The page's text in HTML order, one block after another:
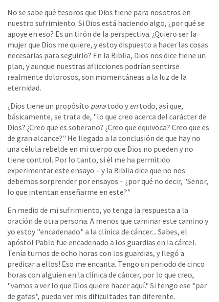
No se sabe qué tesoros que Dios tiene para nosotros en
nuestro sufrimiento. Si Dios está haciendo algo, ¿por qué se
apoye en eso? Es un tirón de la perspectiva. ¿Quiero ser la
mujer que Dios me quiere, y estoy dispuesto a hacer las cosas
necesarias para seguirlo? En la Biblia, Dios nos dice tiene un
plan, y aunque nuestras aflicciones podrían sentirse
realmente dolorosos, son momentáneas a la luz de la
eternidad.
¿Dios tiene un propósito paratodo y en todo, así que,
básicamente, se trata de, "lo que creo acerca del carácter de
Dios? ¿Creo que es soberano? ¿Creo que equivoca? Creo que es
de gran alcance?" He llegado a la conclusión de que hay no
una célula rebelde en mi cuerpo que Dios no pueden y no
tiene control. Por lo tanto, si él me ha permitido
experimentar este ensayo – y la Biblia dice que no nos
debemos sorprender por ensayos – ¿por qué no decir, "Señor,
lo que intentan enseñarme en este?"
En medio de mi sufrimiento, yo tenga la respuesta a la
oración de otra persona. A menos que caminar este camino y
yo estoy "encadenado" a la clínica de cáncer... Sabes, el
apóstol Pablo fue encadenado a los guardias en la cárcel.
Tenía turnos de ocho horas con los guardias, y llegó a
predicar a ellos! Eso me encanta. Tengo un periodo de cinco
horas con alguien en la clínica de cáncer, por lo que creo,
"vamos a ver lo que Dios quiere hacer aquí." Si tengo ese "par
de gafas", puedo ver mis dificultades tan diferente.